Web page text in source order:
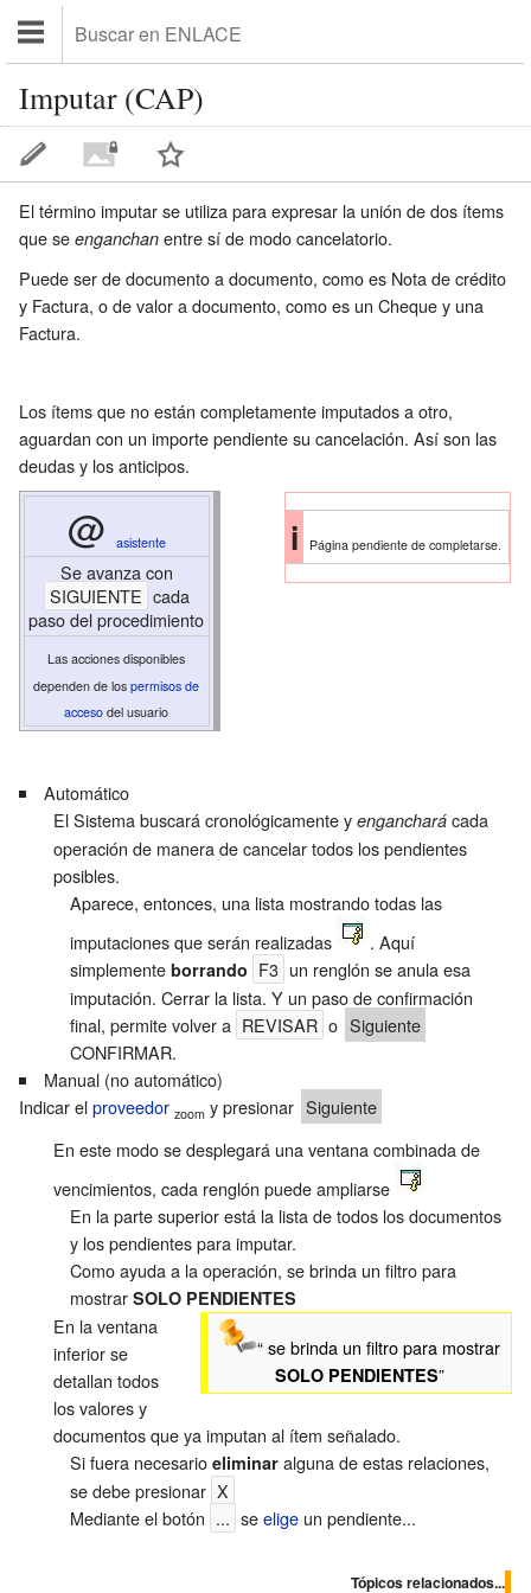
Imputar (CAP)
El término imputar se utiliza para expresar la unión de dos ítems
que se enganchan entre sí de modo cancelatorio.
Puede ser de documento a documento, como es Nota de crédito
y Factura, o de valor a documento, como es un Cheque y una
Factura.
Los ítems que no están completamente imputados a otro,
aguardan con un importe pendiente su cancelación. Así son las
deudas y los anticipos.
i Página pendiente de completarse.
@ asistente
Se avanza con
SIGUIENTE cada
paso del procedimiento
Las acciones disponibles
dependen de lospermisos de
acceso delusuario
Automático
El Sistema buscará cronológicamente y engancharácada
operación de manera de cancelar todos los pendientes
posibles.
Aparece, entonces, una lista mostrando todas las
imputaciones que serán realizadas
. Aquí
simplementeborrando F3 un renglón se anula esa
imputación. Cerrar la lista. Y un paso de confirmación
final, permite volver a REVISAR o Siguiente
CONFIRMAR.
Manual (no automático)
Indicar elproveedor zoom y presionar Siguiente
En este modo se desplegará una ventana combinada de
vencimientos, cada renglón puede ampliarse
En la parte superior está la lista de todos los documentos
y los pendientes para imputar.
Como ayuda a la operación, se brinda un filtro para
mostrarSOLO PENDIENTES
“ se brinda un filtro para mostrar
SOLO PENDIENTES”
En la ventana
inferior se
detallan todos
los valores y
documentos que ya imputan al ítem señalado.
Si fuera necesarioeliminar alguna de estas relaciones,
se debe presionar X
Mediante el botón ... seelige un pendiente...
Tópicos relacionados...